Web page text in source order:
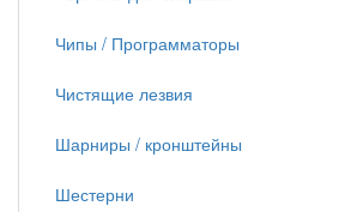
Чипы / Программаторы
Чистящие лезвия
Шарниры / кронштейны
Шестерни